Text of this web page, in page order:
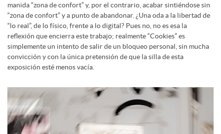
manida “zona de confort” y, por el contrario, acabar sintiéndose sin
“zona de confort” y a punto de abandonar. ¿Una oda a la libertad de
“lo real”, de lo físico, frente a lo digital? Pues no, no es esa la
reflexión que encierra este trabajo; realmente “Cookies” es
simplemente un intento de salir de un bloqueo personal, sin mucha
convicción y con la única pretensión de que la silla de esta
exposición esté menos vacía.